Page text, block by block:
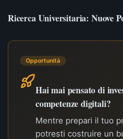
Ricerca Universitaria: Nuove
Opportunità
Hai mai pensato di
competenze digitali?
Mentre prepari il tuo
potresti costruire un